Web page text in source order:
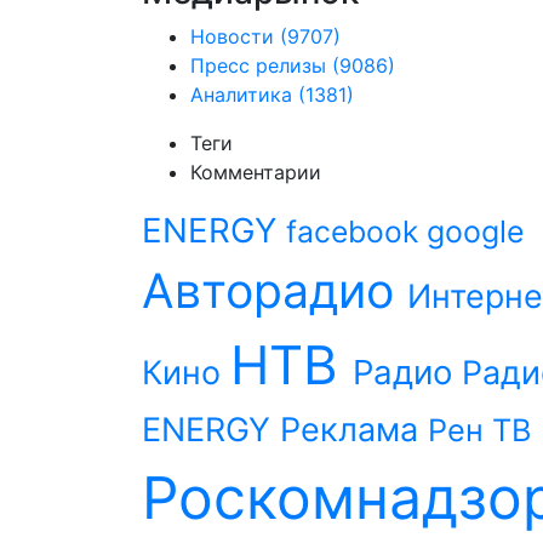
Новости (9707)
Пресс релизы (9086)
Аналитика (1381)
Теги
Комментарии
ENERGY facebook google
Авторадио
Кино НТВ Радио
ENERGY Реклама Рен ТВ